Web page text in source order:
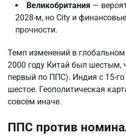
Великобритания —
2028-м, но City и
прочности.
Темп изменений в глобальном
2000 году Китай был шестым,
первый по ППС). Индия с 15-
шестое. Геополитическая
совсем иначе.
ППС против